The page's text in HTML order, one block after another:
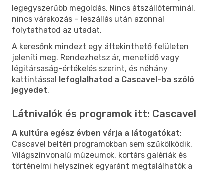
legegyszerűbb megoldás. Nincs átszállóterminál,
nincs várakozás – leszállás után azonnal
folytathatod az utadat.
A keresőnk mindezt egy áttekinthető felületen
jeleníti meg. Rendezhetsz ár, menetidő vagy
légitársaság-értékelés szerint, és néhány
kattintással lefoglalhatod a Cascavel-ba szóló
jegyedet.
Látnivalók és programok itt: Cascavel
A kultúra egész évben várja a látogatókat:
Cascavel beltéri programokban sem szűkölködik.
Világszínvonalú múzeumok, kortárs galériák és
történelmi helyszínek egyaránt megtalálhatók a